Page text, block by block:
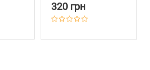
320 грн